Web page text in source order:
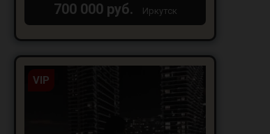
700 000 руб. Иркутск
VIP